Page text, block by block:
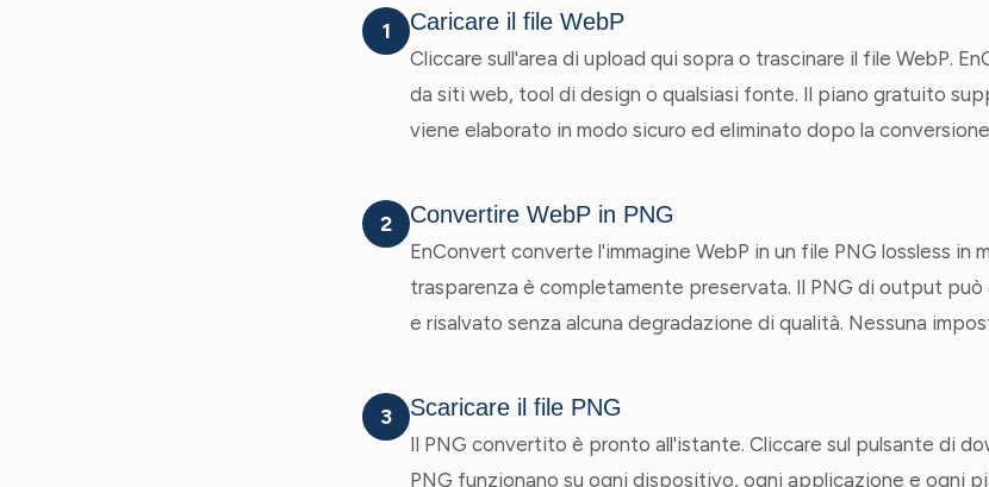
1 Caricare il file WebP
Cliccare sull'area di upload qui sopra o trascinare il file WebP.
da siti web, tool di design o qualsiasi fonte. Il piano gratuito
viene elaborato in modo sicuro ed eliminato dopo la
2 Convertire WebP in PNG
EnConvert converte l'immagine WebP in un file PNG lossless in
trasparenza è completamente preservata. Il PNG di output
e risalvato senza alcuna degradazione di qualità. Nessuna
3 Scaricare il file PNG
Il PNG convertito è pronto all'istante. Cliccare sul pulsante di
PNG funzionano su ogni dispositivo, ogni applicazione e ogni